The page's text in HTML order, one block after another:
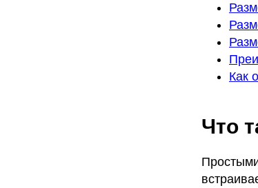
Как
Что